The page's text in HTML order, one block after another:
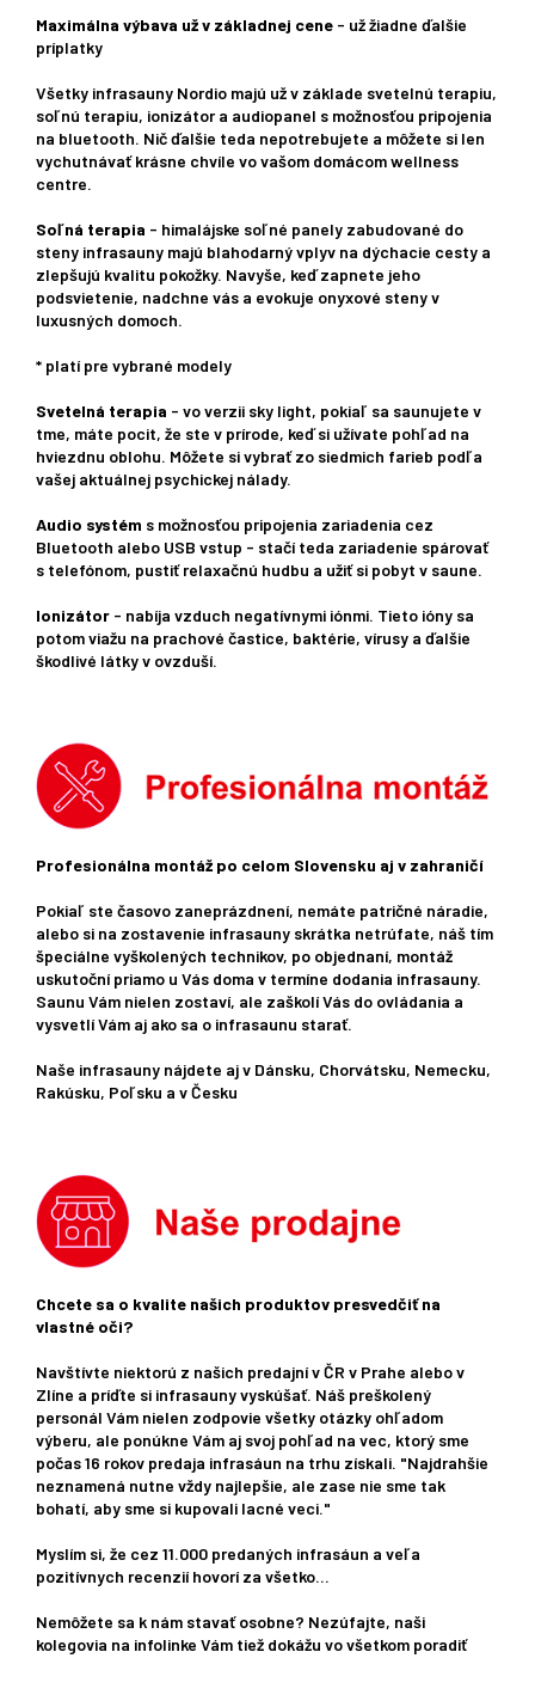
Maximálna výbava už v základnej cene - už žiadne ďalšie
príplatky
Všetky infrasauny Nordio majú už v základe svetelnú terapiu,
soľnú terapiu, ionizátor a audiopanel s možnosťou pripojenia
na bluetooth. Nič ďalšie teda nepotrebujete a môžete si len
vychutnávať krásne chvíle vo vašom domácom wellness
centre.
Soľná terapia - himalájske soľné panely zabudované do
steny infrasauny majú blahodarný vplyv na dýchacie cesty a
zlepšujú kvalitu pokožky. Navyše, keď zapnete jeho
podsvietenie, nadchne vás a evokuje onyxové steny v
luxusných domoch.
* platí pre vybrané modely
Svetelná terapia - vo verzii sky light, pokiaľ sa saunujete v
tme, máte pocit, že ste v prírode, keď si užívate pohľad na
hviezdnu oblohu. Môžete si vybrať zo siedmich farieb podľa
vašej aktuálnej psychickej nálady.
Audio systém s možnosťou pripojenia zariadenia cez
Bluetooth alebo USB vstup - stačí teda zariadenie spárovať
s telefónom, pustiť relaxačnú hudbu a užiť si pobyt v saune.
Ionizátor - nabíja vzduch negatívnymi iónmi. Tieto ióny sa
potom viažu na prachové častice, baktérie, vírusy a ďalšie
škodlivé látky v ovzduší.
Profesionálna montáž po celom Slovensku aj v zahraničí
Pokiaľ ste časovo zaneprázdnení, nemáte patričné ​​náradie,
alebo si na zostavenie infrasauny skrátka netrúfate, náš tím
špeciálne vyškolených technikov, po objednaní, montáž
uskutoční priamo u Vás doma v termíne dodania infrasauny.
Saunu Vám nielen zostaví, ale zaškolí Vás do ovládania a
vysvetlí Vám aj ako sa o infrasaunu starať.
Naše infrasauny nájdete aj v Dánsku, Chorvátsku, Nemecku,
Rakúsku, Poľsku a v Česku
Chcete sa o kvalite našich produktov presvedčiť na
vlastné oči?
Navštívte niektorú z našich predajní v ČR v Prahe alebo v
Zlíne a príďte si infrasauny vyskúšať. Náš preškolený
personál Vám nielen zodpovie všetky otázky ohľadom
výberu, ale ponúkne Vám aj svoj pohľad na vec, ktorý sme
počas 16 rokov predaja infrasáun na trhu získali. "Najdrahšie
neznamená nutne vždy najlepšie, ale zase nie sme tak
bohatí, aby sme si kupovali lacné veci."
Myslím si, že cez 11.000 predaných infrasáun a veľa
pozitívnych recenzií hovorí za všetko...
Nemôžete sa k nám stavať osobne? Nezúfajte, naši
kolegovia na infolinke Vám tiež dokážu vo všetkom poradiť